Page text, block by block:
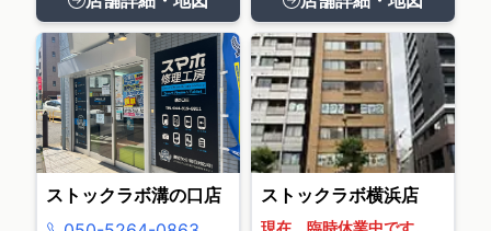
ストックラボ溝の口店
ストックラボ横浜店
現在、臨時休業中です。